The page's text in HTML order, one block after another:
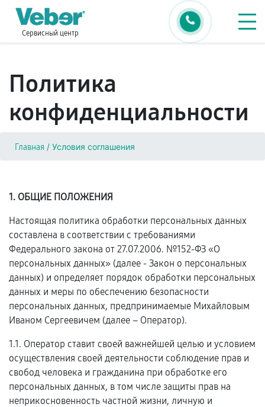
Сервисный центр
Политика
конфиденциальности
Главная / Условия соглашения
1. ОБЩИЕ ПОЛОЖЕНИЯ
Настоящая политика обработки персональных данных
составлена в соответствии с требованиями
Федерального закона от 27.07.2006. №152-ФЗ «О
персональных данных» (далее - Закон о персональных
данных) и определяет порядок обработки персональных
данных и меры по обеспечению безопасности
персональных данных, предпринимаемые Михайловым
Иваном Сергеевичем (далее – Оператор).
1.1. Оператор ставит своей важнейшей целью и условием
осуществления своей деятельности соблюдение прав и
свобод человека и гражданина при обработке его
персональных данных, в том числе защиты прав на
неприкосновенность частной жизни, личную и